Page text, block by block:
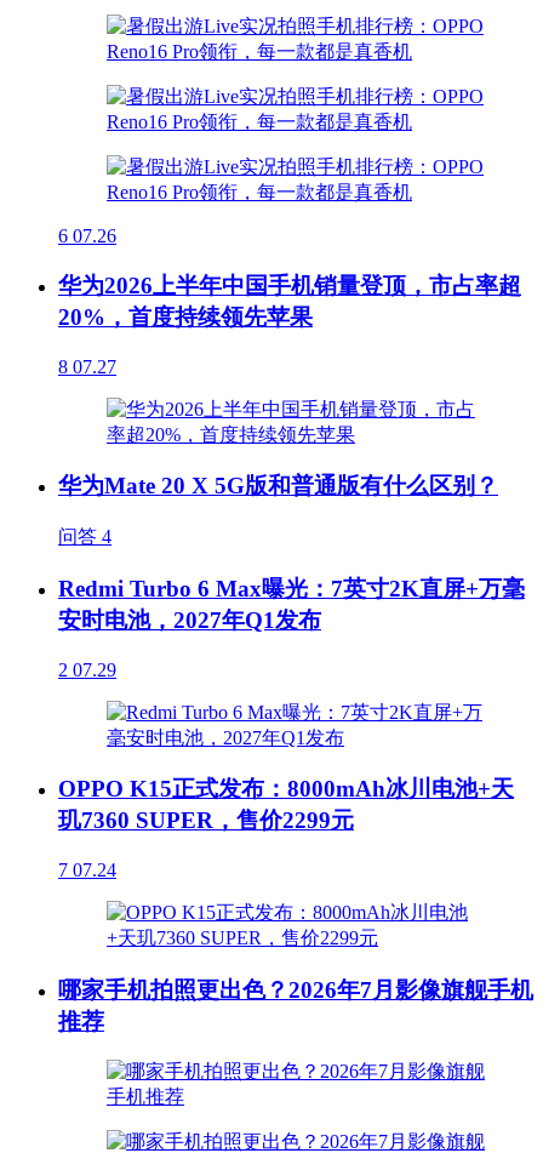
6 07.26
华为2026上半年中国手机销量登顶，市占率超
20%，首度持续领先苹果
8 07.27
华为Mate 20 X 5G版和普通版有什么区别？
问答 4
Redmi Turbo 6 Max曝光：7英寸2K直屏+万毫
安时电池，2027年Q1发布
2 07.29
OPPO K15正式发布：8000mAh冰川电池+天
玑7360 SUPER，售价2299元
7 07.24
哪家手机拍照更出色？2026年7月影像旗舰手机
推荐